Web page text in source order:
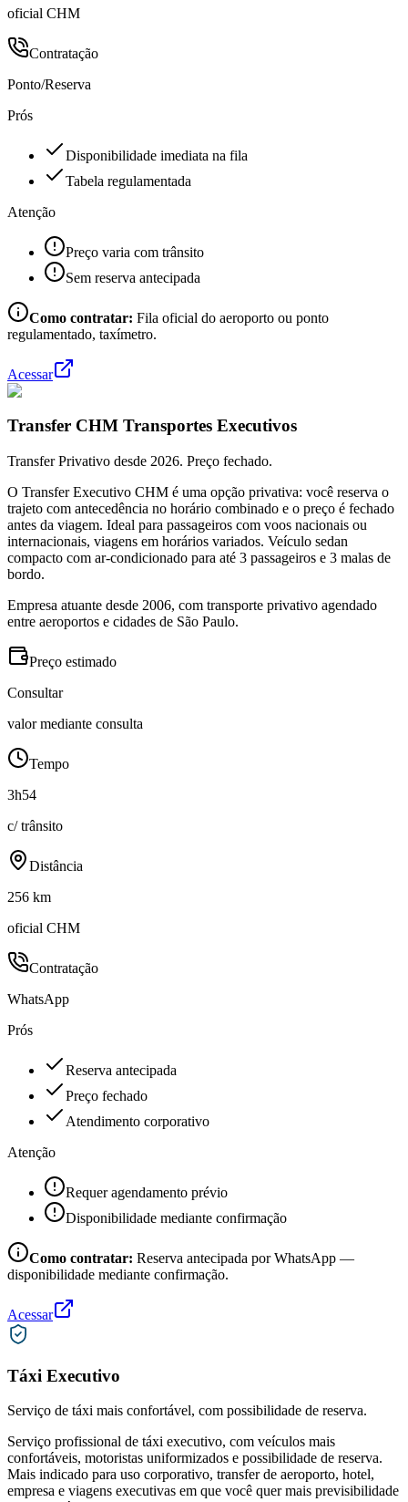
oficial CHM
Contratação
Ponto/Reserva
Prós
Disponibilidade imediata na fila
Tabela regulamentada
Atenção
Preço varia com trânsito
Sem reserva antecipada
Como contratar: Fila oficial do aeroporto ou ponto
regulamentado, taxímetro.
Acessar
Transfer CHM Transportes Executivos
Transfer Privativo desde 2026. Preço fechado.
O Transfer Executivo CHM é uma opção privativa: você reserva o
trajeto com antecedência no horário combinado e o preço é fechado
antes da viagem. Ideal para passageiros com voos nacionais ou
internacionais, viagens em horários variados. Veículo sedan
compacto com ar-condicionado para até 3 passageiros e 3 malas de
bordo.
Empresa atuante desde 2006, com transporte privativo agendado
entre aeroportos e cidades de São Paulo.
Preço estimado
Consultar
valor mediante consulta
Tempo
3h54
c/ trânsito
Distância
256 km
oficial CHM
Contratação
WhatsApp
Prós
Reserva antecipada
Preço fechado
Atendimento corporativo
Atenção
Requer agendamento prévio
Disponibilidade mediante confirmação
Como contratar: Reserva antecipada por WhatsApp —
disponibilidade mediante confirmação.
Acessar
Táxi Executivo
Serviço de táxi mais confortável, com possibilidade de reserva.
Serviço profissional de táxi executivo, com veículos mais
confortáveis, motoristas uniformizados e possibilidade de reserva.
Mais indicado para uso corporativo, transfer de aeroporto, hotel,
empresa e viagens executivas em que você quer mais previsibilidade